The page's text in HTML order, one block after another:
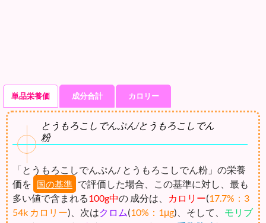
単品栄養価 成分合計 カロリー
とうもろこしでんぷん/とうもろこしでん
粉
「とうもろこしでんぷん/ とうもろこしでん粉」の栄養
価を
国の基準 で評価した場合、この基準に対し、最も
多い値で含まれる100g中の 成分は、 カロリー(17.7%：3
54k カロリー)、次はクロム(10%：1μg)、そして、 モリブ